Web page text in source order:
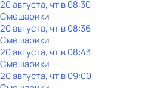
20 августа, чт в 08:30
Смешарики
20 августа, чт в 08:36
Смешарики
20 августа, чт в 08:43
Смешарики
20 августа, чт в 09:00